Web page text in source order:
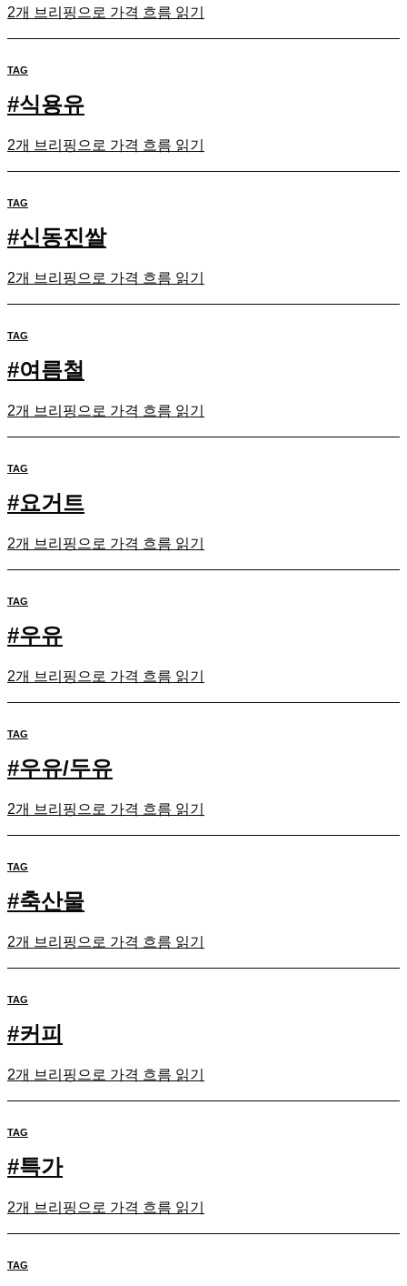
2개 브리핑으로 가격 흐름 읽기
TAG
#식용유
2개 브리핑으로 가격 흐름 읽기
TAG
#신동진쌀
2개 브리핑으로 가격 흐름 읽기
TAG
#여름철
2개 브리핑으로 가격 흐름 읽기
TAG
#요거트
2개 브리핑으로 가격 흐름 읽기
TAG
#우유
2개 브리핑으로 가격 흐름 읽기
TAG
#우유/두유
2개 브리핑으로 가격 흐름 읽기
TAG
#축산물
2개 브리핑으로 가격 흐름 읽기
TAG
#커피
2개 브리핑으로 가격 흐름 읽기
TAG
#특가
2개 브리핑으로 가격 흐름 읽기
TAG